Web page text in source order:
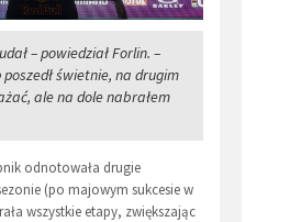
– powiedział Forlin. –
świetnie, na drugim
ale na dole nabrałem
odnotowała drugie
(po majowym sukcesie w
wszystkie etapy, zwiększając